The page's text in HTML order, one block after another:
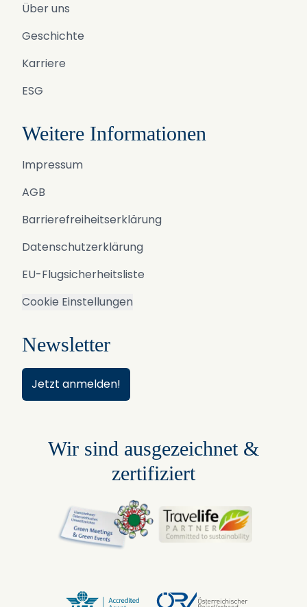
Über uns
Geschichte
Karriere
ESG
Weitere Informationen
Impressum
AGB
Barrierefreiheitserklärung
Datenschutzerklärung
EU-Flugsicherheitsliste
Cookie Einstellungen
Newsletter
Jetzt anmelden!
Wir sind ausgezeichnet &
zertifiziert